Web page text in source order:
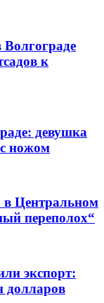
к
девушка
ножом
в Центральном
переполох“
экспорт:
долларов